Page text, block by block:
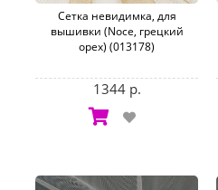
Сетка невидимка, для
вышивки (Noce, грецкий
орех) (013178)
1344 р.